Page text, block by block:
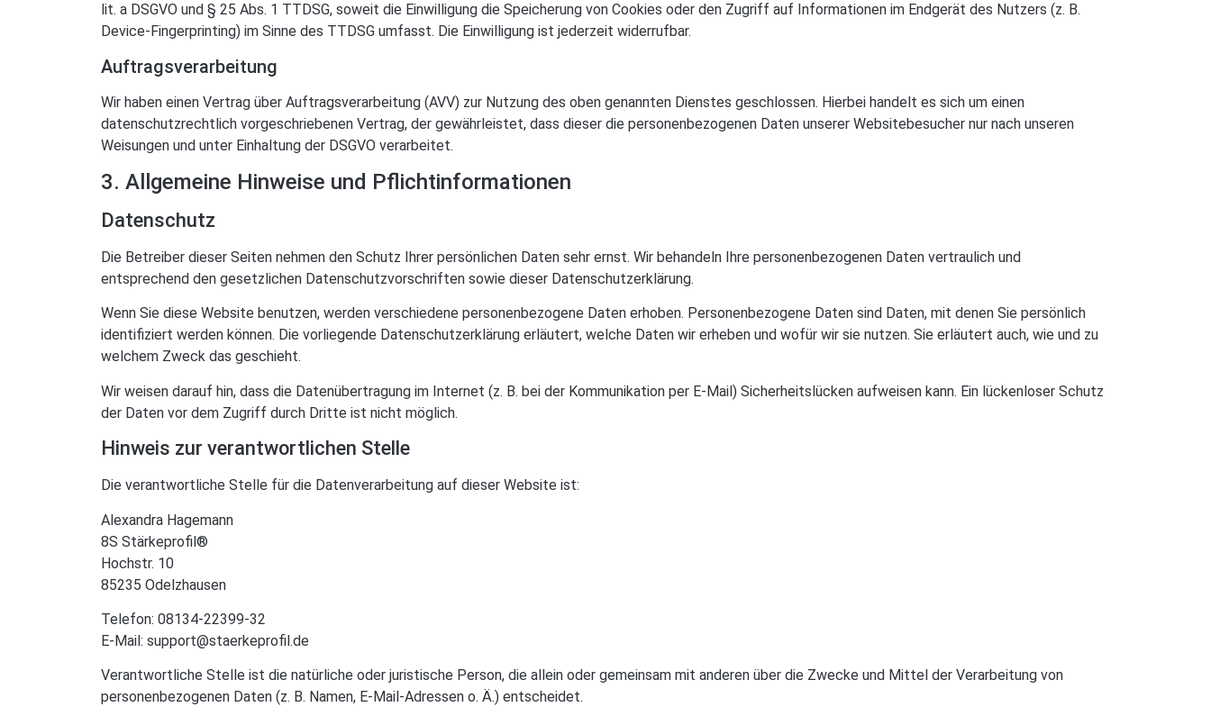
lit. a DSGVO und § 25 Abs. 1 TTDSG, soweit die Einwilligung die Speicherung von Cookies oder den Zugriff auf Informationen im Endgerät des Nutzers (z. B.
Device-Fingerprinting) im Sinne des TTDSG umfasst. Die Einwilligung ist jederzeit widerrufbar.
Auftragsverarbeitung
Wir haben einen Vertrag über Auftragsverarbeitung (AVV) zur Nutzung des oben genannten Dienstes geschlossen. Hierbei handelt es sich um einen
datenschutzrechtlich vorgeschriebenen Vertrag, der gewährleistet, dass dieser die personenbezogenen Daten unserer Websitebesucher nur nach unseren
Weisungen und unter Einhaltung der DSGVO verarbeitet.
3. Allgemeine Hinweise und Pflicht­informationen
Datenschutz
Die Betreiber dieser Seiten nehmen den Schutz Ihrer persönlichen Daten sehr ernst. Wir behandeln Ihre personenbezogenen Daten vertraulich und
entsprechend den gesetzlichen Datenschutzvorschriften sowie dieser Datenschutzerklärung.
Wenn Sie diese Website benutzen, werden verschiedene personenbezogene Daten erhoben. Personenbezogene Daten sind Daten, mit denen Sie persönlich
identifiziert werden können. Die vorliegende Datenschutzerklärung erläutert, welche Daten wir erheben und wofür wir sie nutzen. Sie erläutert auch, wie und zu
welchem Zweck das geschieht.
Wir weisen darauf hin, dass die Datenübertragung im Internet (z. B. bei der Kommunikation per E-Mail) Sicherheitslücken aufweisen kann. Ein lückenloser Schutz
der Daten vor dem Zugriff durch Dritte ist nicht möglich.
Hinweis zur verantwortlichen Stelle
Die verantwortliche Stelle für die Datenverarbeitung auf dieser Website ist:
Alexandra Hagemann
8S Stärkeprofil®
Hochstr. 10
85235 Odelzhausen
Telefon: 08134-22399-32
E-Mail: support@staerkeprofil.de
Verantwortliche Stelle ist die natürliche oder juristische Person, die allein oder gemeinsam mit anderen über die Zwecke und Mittel der Verarbeitung von
personenbezogenen Daten (z. B. Namen, E-Mail-Adressen o. Ä.) entscheidet.